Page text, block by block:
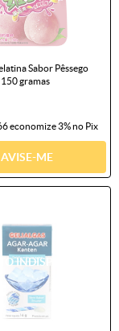
Sabor Pêssego
gramas
economize3%no Pix
AVISE-ME